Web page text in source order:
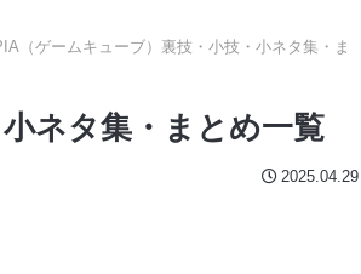
（ゲームキューブ）裏技・小技・小ネタ集・ま
ネタ集・まとめ一覧
2025.04.29